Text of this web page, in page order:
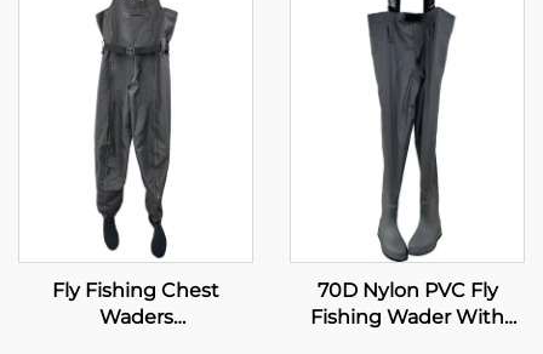
Fly Fishing Chest
Waders
70D Nylon PVC Fly
Fishing Wader With